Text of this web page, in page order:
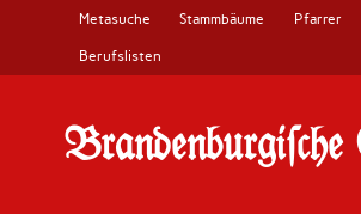
Metasuche Stammbäume Pfarrer
Berufslisten